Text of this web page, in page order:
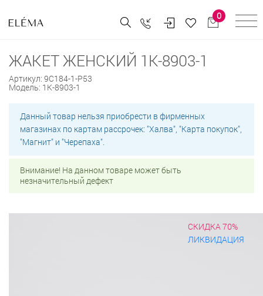
0
ЖАКЕТ ЖЕНСКИЙ 1К-8903-1
Артикул: 9С184-1-Р53
Модель: 1К-8903-1
Данный товар нельзя приобрести в фирменных
магазинах по картам рассрочек: "Халва", "Карта покупок",
"Магнит" и "Черепаха".
Внимание! На данном товаре может быть
незначительный дефект
СКИДКА 70%
ЛИКВИДАЦИЯ